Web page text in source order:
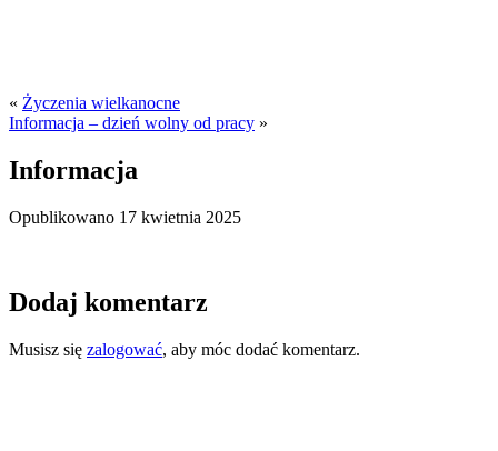
« Życzenia wielkanocne
Informacja – dzień wolny od pracy »
Informacja
Opublikowano 17 kwietnia 2025
Dodaj komentarz
Musisz się zalogować, aby móc dodać komentarz.